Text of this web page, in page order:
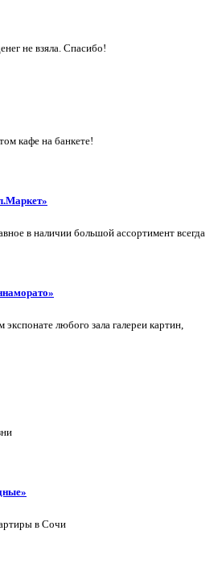
не взяла. Спасибо!
кафе на банкете!
в наличии большой ассортимент всегда
любого зала галереи картин,
в Сочи